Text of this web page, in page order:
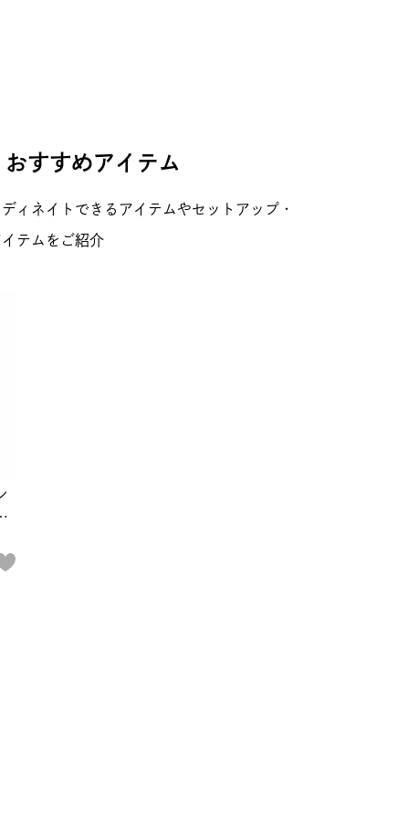
おすすめアイテム
ィネイトできるアイテムやセットアップ・
テムをご紹介